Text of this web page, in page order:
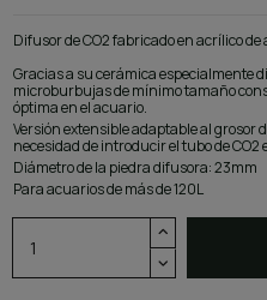
Difusor de CO2 fabricado en acrílico
Gracias a su cerámica especialmente
microburbujas de mínimo tamaño
óptima en el acuario.
Versión extensible adaptable al grosor
necesidad de introducir el tubo de CO2
Diámetro de la piedra difusora: 23mm
Para acuarios de más de 120L